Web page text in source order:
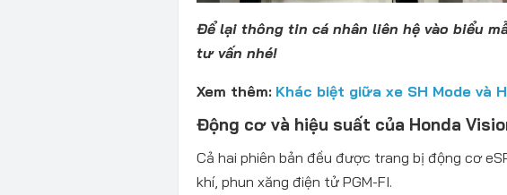
Để lại thông tin cá nhân liên hệ vào biểu
tư vấn nhé!
Xem thêm: Khác biệt giữa xe SH Mode và
Động cơ và hiệu suất của Honda
Cả hai phiên bản đều được trang bị động cơ
khí, phun xăng điện tử PGM-FI.